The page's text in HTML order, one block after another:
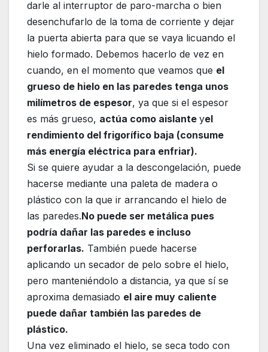
darle al interruptor de paro-marcha o bien
desenchufarlo de la toma de corriente y dejar
la puerta abierta para que se vaya licuando el
hielo formado. Debemos hacerlo de vez en
cuando, en el momento que veamos que el
grueso de hielo en las paredes tenga unos
milímetros de espesor, ya que si el espesor
es más grueso, actúa como aislante yel
rendimiento del frigorífico baja (consume
más energía eléctrica para enfriar).
Si se quiere ayudar a la descongelación, puede
hacerse mediante una paleta de madera o
plástico con la que ir arrancando el hielo de
las paredes.No puede ser metálica pues
podría dañar las paredes e incluso
perforarlas. También puede hacerse
aplicando un secador de pelo sobre el hielo,
pero manteniéndolo a distancia, ya que sí se
aproxima demasiado el aire muy caliente
puede dañar también las paredes de
plástico.
Una vez eliminado el hielo, se seca todo con